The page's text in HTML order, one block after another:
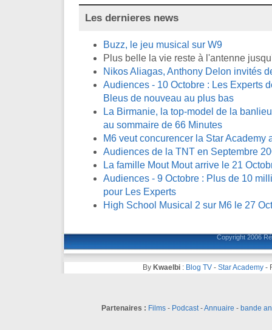
Les dernieres news
Buzz, le jeu musical sur W9
Plus belle la vie reste à l'antenne
Nikos Aliagas, Anthony Delon invités
Audiences - 10 Octobre : Les Experts
Bleus de nouveau au plus bas
La Birmanie, la top-model de la
au sommaire de 66 Minutes
M6 veut concurencer la Star Academy
Audiences de la TNT en Septembre
La famille Mout Mout arrive le 21
Audiences - 9 Octobre : Plus de 10
pour Les Experts
High School Musical 2 sur M6 le 27
Copyright 2006
By Kwaelbi: Blog TV- Star Academy-
Partenaires : Films- Podcast-Annuaire - bande